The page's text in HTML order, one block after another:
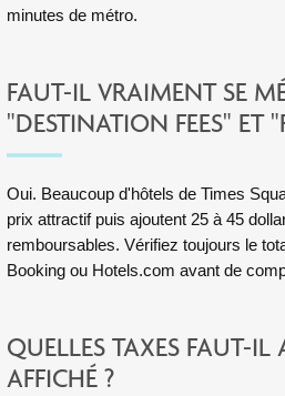
minutes de métro.
FAUT-IL VRAIMENT SE
"DESTINATION FEES" ET
Oui. Beaucoup d'hôtels de Times
prix attractif puis ajoutent 25 à 45
remboursables. Vérifiez toujours le
Booking ou Hotels.com avant de
QUELLES TAXES FAUT-IL
AFFICHÉ ?